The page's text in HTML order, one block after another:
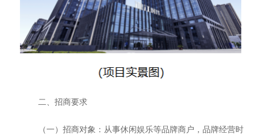
二 招商要求
（一） 招商对象 ： 从事休闲娱乐等品牌商户， 品牌经营时